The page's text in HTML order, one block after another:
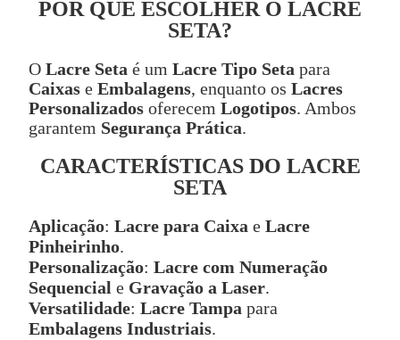
POR QUE ESCOLHER O LACRE
SETA?
O Lacre Seta é um Lacre Tipo Seta para
Caixas e Embalagens, enquanto os Lacres
Personalizados oferecem Logotipos. Ambos
garantem Segurança Prática.
CARACTERÍSTICAS DO LACRE
SETA
Aplicação: Lacre para Caixa e Lacre
Pinheirinho.
Personalização: Lacre com Numeração
Sequencial e Gravação a Laser.
Versatilidade: Lacre Tampa para
Embalagens Industriais.